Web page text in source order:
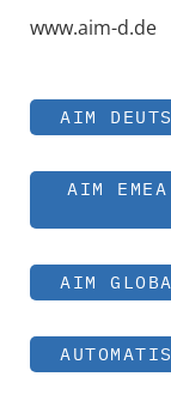
www.aim-d.de
AIM
AIM EMEA
AIM